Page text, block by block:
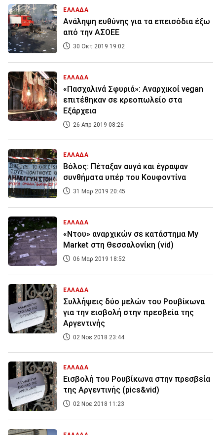
ΕΛΛΑΔΑ
Ανάληψη ευθύνης για τα επεισόδια έξω
από την ΑΣΟΕΕ
30 Οκτ 2019 19:02
ΕΛΛΑΔΑ
«Πασχαλινά Σφυριά»: Αναρχικοί vegan
επιτέθηκαν σε κρεοπωλείο στα
Εξάρχεια
26 Απρ 2019 08:26
ΕΛΛΑΔΑ
Βόλος: Πέταξαν αυγά και έγραψαν
συνθήματα υπέρ του Κουφοντίνα
31 Μαρ 2019 20:45
ΕΛΛΑΔΑ
«Ντου» αναρχικών σε κατάστημα My
Market στη Θεσσαλονίκη (vid)
06 Μαρ 2019 18:52
ΕΛΛΑΔΑ
Συλλήψεις δύο μελών του Ρουβίκωνα
για την εισβολή στην πρεσβεία της
Αργεντινής
02 Νοε 2018 23:44
ΕΛΛΑΔΑ
Εισβολή του Ρουβίκωνα στην πρεσβεία
της Αργεντινής (pics&vid)
02 Νοε 2018 11:23